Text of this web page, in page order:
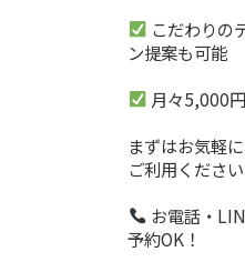
こだわりの
ン提案も可能
月々5,000
まずはお気軽
ご利用ください
お電話・
予約OK！